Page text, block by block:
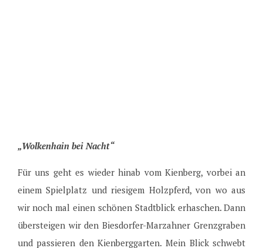
„Wolkenhain bei Nacht“
Für uns geht es wieder hinab vom Kienberg, vorbei an
einem Spielplatz und riesigem Holzpferd, von wo aus
wir noch mal einen schönen Stadtblick erhaschen. Dann
übersteigen wir den Biesdorfer-Marzahner Grenzgraben
und passieren den Kienberggarten. Mein Blick schwebt